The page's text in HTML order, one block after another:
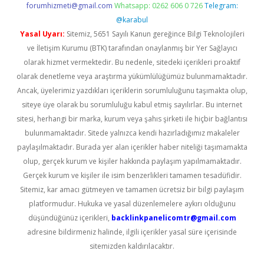
forumhizmeti@gmail.com Whatsapp: 0262 606 0 726 Telegram:
@karabul
Yasal Uyarı: Sitemiz, 5651 Sayılı Kanun gereğince Bilgi Teknolojileri
ve İletişim Kurumu (BTK) tarafından onaylanmış bir Yer Sağlayıcı
olarak hizmet vermektedir. Bu nedenle, sitedeki içerikleri proaktif
olarak denetleme veya araştırma yükümlülüğümüz bulunmamaktadır.
Ancak, üyelerimiz yazdıkları içeriklerin sorumluluğunu taşımakta olup,
siteye üye olarak bu sorumluluğu kabul etmiş sayılırlar. Bu internet
sitesi, herhangi bir marka, kurum veya şahıs şirketi ile hiçbir bağlantısı
bulunmamaktadır. Sitede yalnızca kendi hazırladığımız makaleler
paylaşılmaktadır. Burada yer alan içerikler haber niteliği taşımamakta
olup, gerçek kurum ve kişiler hakkında paylaşım yapılmamaktadır.
Gerçek kurum ve kişiler ile isim benzerlikleri tamamen tesadüfidir.
Sitemiz, kar amacı gütmeyen ve tamamen ücretsiz bir bilgi paylaşım
platformudur. Hukuka ve yasal düzenlemelere aykırı olduğunu
düşündüğünüz içerikleri, backlinkpanelicomtr@gmail.com
adresine bildirmeniz halinde, ilgili içerikler yasal süre içerisinde
sitemizden kaldırılacaktır.